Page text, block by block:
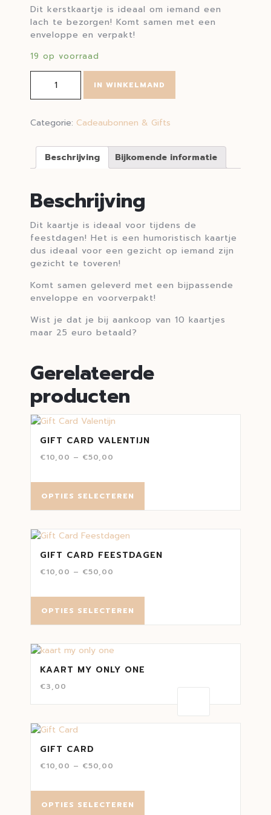
Dit kerstkaartje is ideaal om iemand een
lach te bezorgen! Komt samen met een
enveloppe en verpakt!
19 op voorraad
IN WINKELMAND
Categorie: Cadeaubonnen & Gifts
Beschrijving Bijkomende informatie
Beschrijving
Dit kaartje is ideaal voor tijdens de
feestdagen! Het is een humoristisch kaartje
dus ideaal voor een gezicht op iemand zijn
gezicht te toveren!
Komt samen geleverd met een bijpassende
enveloppe en voorverpakt!
Wist je dat je bij aankoop van 10 kaartjes
maar 25 euro betaald?
Gerelateerde
producten
GIFT CARD VALENTIJN
€10,00 – €50,00
OPTIES SELECTEREN
GIFT CARD FEESTDAGEN
€10,00 – €50,00
OPTIES SELECTEREN
KAART MY ONLY ONE
€3,00
GIFT CARD
€10,00 – €50,00
OPTIES SELECTEREN